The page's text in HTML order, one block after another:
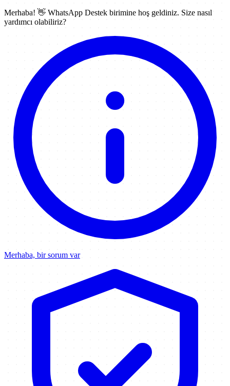
Merhaba! 👋 WhatsApp Destek birimine hoş geldiniz. Size nasıl
yardımcı olabiliriz?
Merhaba, bir sorum var